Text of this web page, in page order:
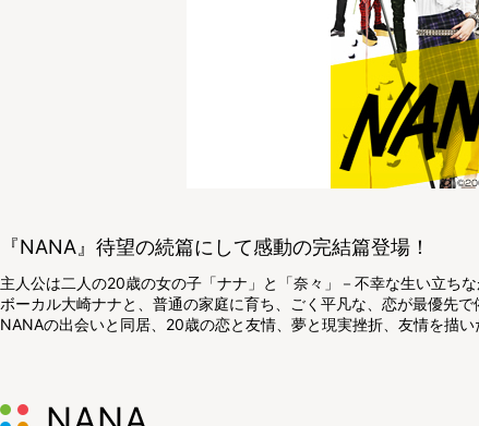
『NANA』待望の続篇にして感動の完結篇登場！
主人公は二人の20歳の女の子「ナナ」と「奈々」－不幸な生い立ち
ボーカル大崎ナナと、普通の家庭に育ち、ごく平凡な、恋が最優先
NANAの出会いと同居、20歳の恋と友情、夢と現実挫折、友情を描い